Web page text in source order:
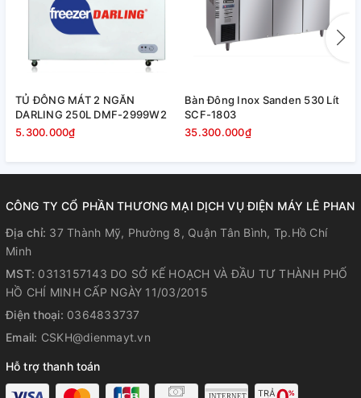
– Sử dụng gas R600A thân thiện với môi trường.
– Có lỗ thoát nước giúp cho việc vệ sinh dễ dàng.
– Núm điều chỉnh có chia mức nhiệt độ giúp cho việc chỉnh
VH3699W2KD
– Mặt cánh tủ bằng kính cường lực mang đến sự tiện dụng
khi dùng, cánh tủ mở kiểu vali có khóa, dễ dàng sử dụng và
an toàn hơn những thiết kế nắp trượt. Với lớp thành tủ và
gioăng bao quanh dày, giúp tủ luôn kín không thoát nhiệt ra
bên ngoài. Thiết kế tay cầm nổi kiểu dáng mới và chắc chắn,
giúp cho việc mở cánh tủ dễ dàng hơn.
TỦ ĐÔNG MÁT 2 NGĂN
DARLING 250L DMF-2999W2
5.300.000₫
Bàn Đông Inox Sanden 530 Lít
SCF-1803
35.300.000₫
CÔNG TY CỔ PHẦN THƯƠNG MẠI DỊCH VỤ ĐIỆN MÁY LÊ PHAN
Địa chỉ: 37 Thành Mỹ, Phường 8, Quận Tân Bình, Tp.Hồ Chí
Minh
MST: 0313157143 DO SỞ KẾ HOẠCH VÀ ĐẦU TƯ THÀNH PHỐ
HỒ CHÍ MINH CẤP NGÀY 11/03/2015
Điện thoại: 0364833737
Email: CSKH@dienmayt.vn
Hỗ trợ thanh toán